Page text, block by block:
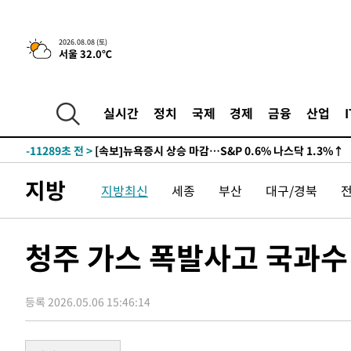
2026.08.08 (토)
서울 32.0℃
실시간 정치 국제 경제 금융 산업
-11289초 전 >[속보]뉴욕증시 상승 마감…S&P 0.6% 나스닥 1.3%↑
-29542초 전 >
[속보]'압수수색·성접대 논란' 축구협회 "실망과 걱정
-18163초 전 >
-11289초 전 > [속보]뉴욕증시 상승 마감…S&P 0.6% 나스닥 1.3%↑
-29542초 전 >
[속보]'압수수색·성접대 논란' 축구협회 "실망과 걱정
-18163초 전 >'최고 37도' 폭염 지속…강원동해안 최대 150㎜ 비
지방 지방최신 세종 부산 대구/경북
청주 가스 폭발사고 국과
등록 2026.05.06 15:46:14